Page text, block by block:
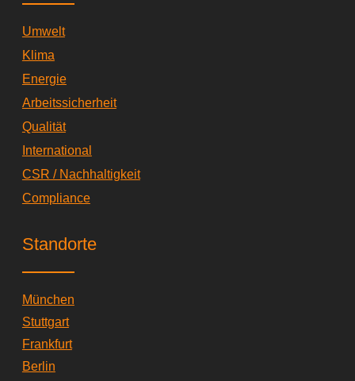
d
i
n
Umwelt
Klima
Energie
Arbeitssicherheit
Qualität
International
CSR / Nachhaltigkeit
Compliance
Standorte
München
Stuttgart
Frankfurt
Berlin